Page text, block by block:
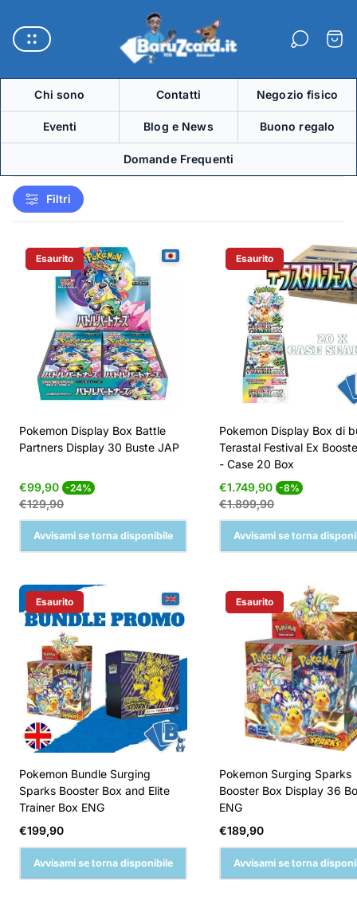
del
negozio"
Chi sono Contatti Negozio fisico
Eventi Blog e News Buono regalo
Domande Frequenti
Filtri
Etichetta Del Prodotto:
Esaurito
Pokemon Display Box Battle
Partners Display 30 Buste JAP
Prezzo
di
vendita
€99,90 -24% Prezzo
€129,90
Avvisami se torna disponibile
Etichetta Del Prodotto:
Esaurito
Pokemon Display Box di
Terastal Festival Ex
- Case 20 Box
Prezzo
di
vendita
€1.749,90 -8% Prezzo
€1.899,90
Avvisami se torna
Etichetta Del Prodotto:
Esaurito
Pokemon Bundle Surging
Sparks Booster Box and Elite
Trainer Box ENG
Prezzo
normale
€199,90
Avvisami se torna disponibile
Etichetta Del Prodotto:
Esaurito
Pokemon Surging Sparks
Booster Box Display 36
ENG
Prezzo
normale
€189,90
Avvisami se torna